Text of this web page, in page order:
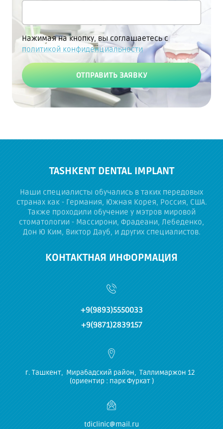
Нажимая на кнопку, вы соглашаетесь с
политикой конфиденциальности
ОТПРАВИТЬ ЗАЯВКУ
TASHKENT DENTAL IMPLANT
Наши специалисты обучались в таких передовых
странах как - Германия, Южная Корея, Россия, США.
Также проходили обучение у мэтров мировой
стоматологии - Массирони, Фрадеани, Лебеденко,
Дон Ю Ким, Виктор Дауб, и других специалистов.
КОНТАКТНАЯ ИНФОРМАЦИЯ
+9(9893)5550033
+9(9871)2839157
г. Ташкент, Мирабадский район, Таллимаржон 12
(ориентир : парк Фуркат )
tdiclinic@mail.ru